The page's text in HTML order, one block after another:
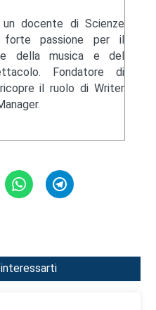
docente di Scienze
passione per il
della musica e del
Fondatore di
il ruolo di Writer